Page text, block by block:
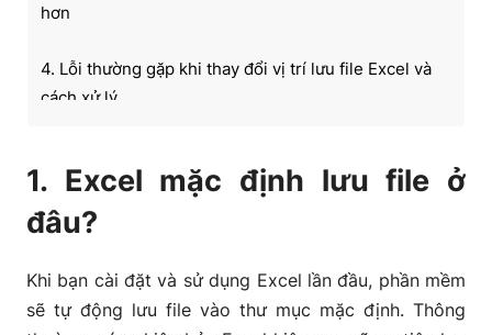
hơn
4. Lỗi thường gặp khi thay đổi vị trí lưu file Excel và
cách xử lý
1. Excel mặc định lưu file ở
đâu?
Khi bạn cài đặt và sử dụng Excel lần đầu, phần mềm
sẽ tự động lưu file vào thư mục mặc định. Thông